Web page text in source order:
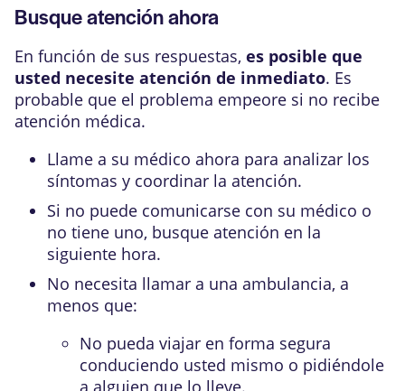
Busque atención ahora
En función de sus respuestas, es posible que
usted necesite atención de inmediato. Es
probable que el problema empeore si no recibe
atención médica.
Llame a su médico ahora para analizar los
síntomas y coordinar la atención.
Si no puede comunicarse con su médico o
no tiene uno, busque atención en la
siguiente hora.
No necesita llamar a una ambulancia, a
menos que:
No pueda viajar en forma segura
conduciendo usted mismo o pidiéndole
a alguien que lo lleve.